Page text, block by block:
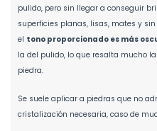
pulido, pero sin llegar a conseguir
superficies planas, lisas, mates y
el tono proporcionado es más
la del pulido, lo que resalta mucho
piedra.
Se suele aplicar a piedras que no
cristalización necesaria, caso de